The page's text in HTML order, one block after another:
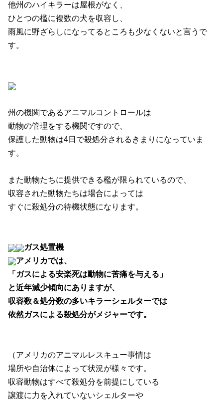
他州のハイキラーは屋根がなく、
ひとつの檻に複数の犬を収容し、
雨風に野ざらしになってるところも少なくないと言うで
す。
州の機関であるアニマルコントロールは
動物の管理をする機関ですので、
保護した動物は4日で殺処分されるきまりになっていま
す。
また動物たちに提供できる檻が限られているので、
収容された動物たちは場合によっては
すぐに殺処分の待機状態になります。
ガス処置機
アメリカでは、
「ガスによる安楽死は動物に苦痛を与える」
と近年減少傾向にありますが、
収容数＆処分数の多いキラーシェルターでは
依然ガスによる殺処分がメジャーです。
（アメリカのアニマルレスキュー事情は
場所や自治体によって状況が様々です。
収容動物はすべて殺処分を前提にしている
譲渡に力を入れていないシェルターや